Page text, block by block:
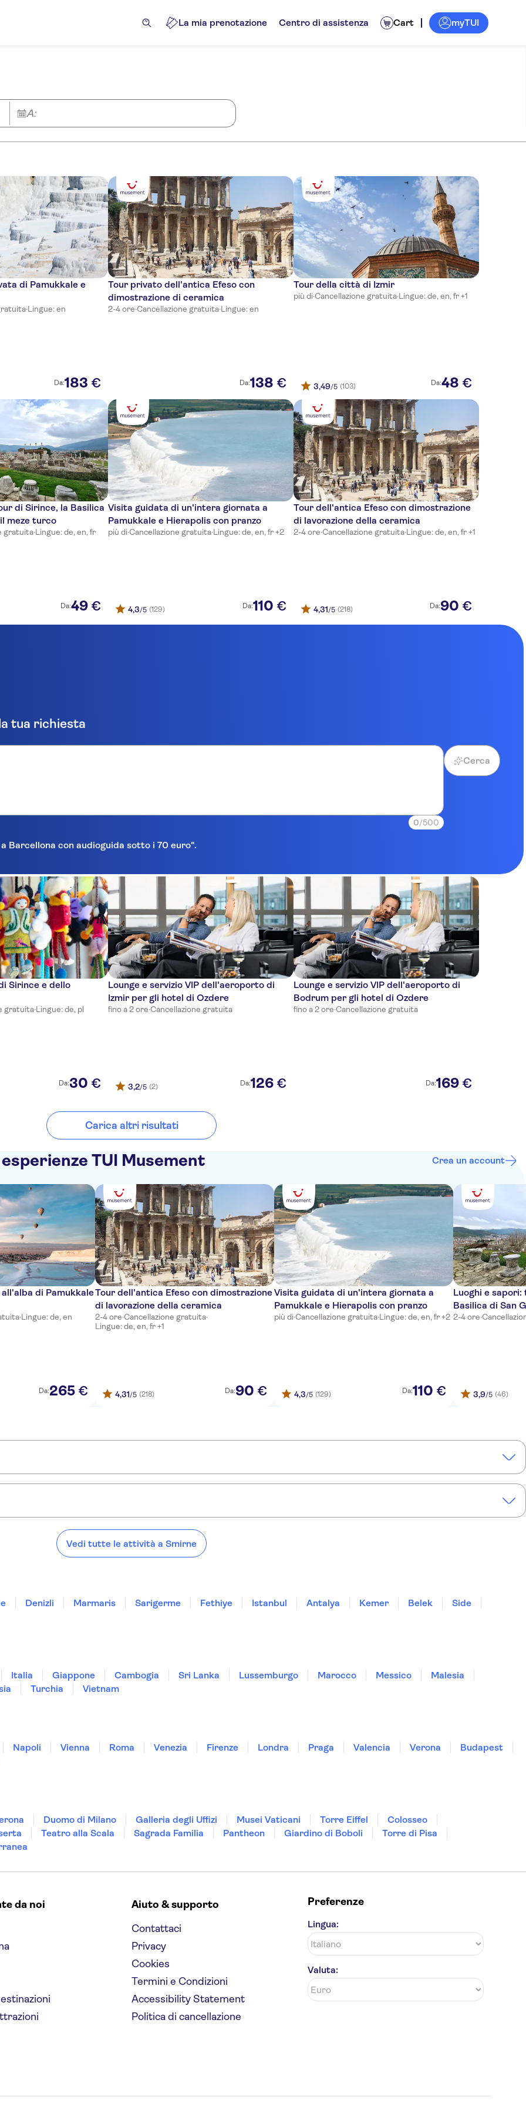
La mia prenotazione Centro di assistenza Cart myTUI
A:
di Pamukkale e
·Lingue: en
Da:183 €
Tour privato dell'antica Efeso con
dimostrazione di ceramica
2-4 ore·Cancellazione gratuita·Lingue: en
Da:138 €
Tour della città di Izmir
più di·Cancellazione gratuita·Lingue: de, en, fr +1
3,49/5 (103) Da:48 €
di Sirince, la Basilica
meze turco
gratuita·Lingue: de, en, fr
Da:49 €
Visita guidata di un'intera giornata a
Pamukkale e Hierapolis con pranzo
più di·Cancellazione gratuita·Lingue: de, en, fr +2
4,3/5 (129) Da:110 €
Tour dell'antica Efeso con dimostrazione
di lavorazione della ceramica
2-4 ore·Cancellazione gratuita·Lingue: de, en, fr +1
4,31/5 (218) Da:90 €
tua richiesta
0/500
Cerca
Barcellona con audioguida sotto i 70 euro".
Sirince e dello
gratuita·Lingue: de, pl
Da:30 €
Lounge e servizio VIP dell'aeroporto di
Izmir per gli hotel di Ozdere
fino a 2 ore·Cancellazione gratuita
3,2/5 (2) Da:126 €
Lounge e servizio VIP dell'aeroporto di
Bodrum per gli hotel di Ozdere
fino a 2 ore·Cancellazione gratuita
Da:169 €
Carica altri risultati
TUI Musement Crea un account
di Pamukkale
·Lingue: de, en
Da:265 €
Tour dell'antica Efeso con dimostrazione
di lavorazione della ceramica
2-4 ore·Cancellazione gratuita·
Lingue: de, en, fr +1
4,31/5 (218) Da:90 €
Visita guidata di un'intera giornata a
Pamukkale e Hierapolis con pranzo
più di·Cancellazione gratuita·Lingue: de, en, fr +2
4,3/5 (129) Da:110 €
Luoghi e
Basilica di San
2-4 ore·
3,9/5 (46)
Vedi tutte le attività a Smirne
Denizli Marmaris Sarigerme Fethiye Istanbul Antalya Kemer Belek
Side
Italia Giappone Cambogia Sri Lanka Lussemburgo Marocco Messico
Malesia
Turchia
Vietnam
Napoli Vienna Roma Venezia Firenze Londra Praga Valencia Verona
Budapest
Duomo di Milano Galleria degli Uffizi Musei Vaticani Torre Eiffel
Colosseo
Teatro alla Scala Sagrada Familia Pantheon Giardino di Boboli
Torre di Pisa
da noi Aiuto & supporto
Contattaci
Privacy
Cookies
Termini e Condizioni
Accessibility Statement
Politica di cancellazione
Preferenze
Lingua:
Valuta: